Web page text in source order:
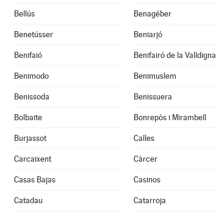
Bellús Benagéber
Benetússer Beniarjó
Benifaió Benifairó de la Valldigna
Benimodo Benimuslem
Benissoda Benissuera
Bolbaite Bonrepòs i Mirambell
Burjassot Calles
Carcaixent Càrcer
Casas Bajas Casinos
Catadau Catarroja